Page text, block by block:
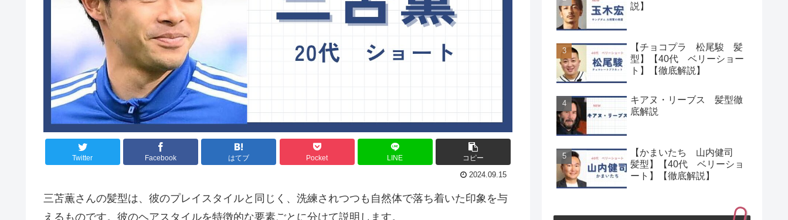
Twitter Facebook はてブ Pocket LINE コピー
2024.09.15
三苫薫さんの髪型は、彼のプレイスタイルと同じく、洗練されつつも自然体で落ち着いた印象を与
えるものです。彼のヘアスタイルを特徴的な要素ごとに分けて説明します。
説】
【チョコプラ 松尾駿 髪
型】【40代 ベリーショー
ト】【徹底解説】
キアヌ・リーブス 髪型徹
底解説
【かまいたち 山内健司
髪型】【40代 ベリーショ
ート】【徹底解説】